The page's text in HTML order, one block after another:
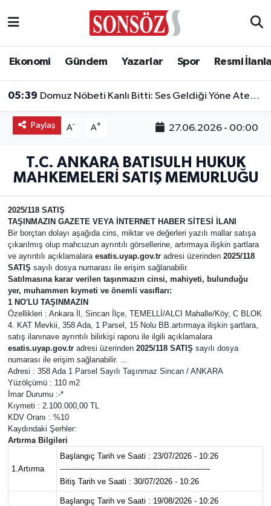
Ekonomi Gündem Yazarlar Spor Resmi
05:39 Domuz Nöbeti Kanlı Bitti: Ses Geldiği Yöne Ateş Açan Oğul Babasını Öldürdü!
Paylaş A- A+ 27.06.2026 - 00:00
T.C. ANKARA BATISULH HUKUK
MAHKEMELERİ SATIŞ MEMURLUĞU
2025/118 SATIŞ
TAŞINMAZIN GAZETE VEYA İNTERNET HABER SİTESİ İLANI
Bir borçtan dolayı aşağıda cins, miktar ve değerleri yazılı mallar satışa
çıkarılmış olup mahcuzun ayrıntılı görsellerine, artırmaya ilişkin şartlara
ve ayrıntılı açıklamalara esatis.uyap.gov.tradresi üzerinden 2025/118
SATIŞ sayılı dosya numarası ile erişim sağlanabilir.
Satılmasına karar verilen taşınmazın cinsi, mahiyeti, bulunduğu
yer, muhammen kıymeti ve önemli vasıfları:
1 NO'LU TAŞINMAZIN
Özellikleri : Ankara İl, Sincan İlçe, TEMELLİ/ALCI Mahalle/Köy, C BLOK
4. KAT Mevkii, 358 Ada, 1 Parsel, 15 Nolu BB.artırmaya ilişkin şartlara,
satış ilanınave ayrıntılı bilirkişi raporu ile ilgili açıklamalara
esatis.uyap.gov.tradresi üzerinden 2025/118 SATIŞ sayılı dosya
numarası ile erişim sağlanabilir. ...
Adresi : 358 Ada 1 Parsel Sayılı Taşınmaz Sincan / ANKARA
Yüzölçümü : 110 m2
İmar Durumu :-*
Kıymeti : 2.100.000,00 TL
KDV Oranı : %10
Kaydındaki Şerhler:
Artırma Bilgileri
1.Artırma
Başlangıç Tarih ve Saati : 23/07/2026 - 10:26
--------------------------------------------------------------
Bitiş Tarih ve Saati : 30/07/2026 - 10:26
Başlangıç Tarih ve Saati : 19/08/2026 - 10:26
Asayiş
Çevre
Dünya
Eğitim
Ekonomi
Eleman
Emlak
Gündem
Gurme
Haber
İlçe Haberleri
Ankara Nöbetçi Eczaneler
Süper Lig Puan Durumu ve Fikstür
Son Dakika Haberleri
Haber Arşivi